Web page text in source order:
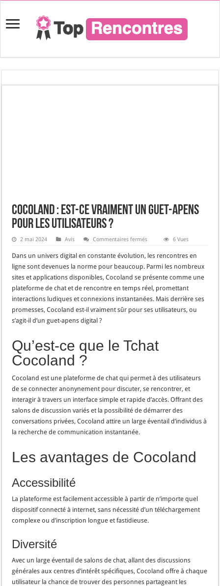
Cocoland : Est-ce vraiment un guet-apens
pour les utilisateurs ?
2 mai 2024 Avis Commentaires ferméssur
:
Est-
ce
vraiment
un
apens
pour
les
utilisateurs
6 Vues
Dans un univers digital en constante évolution, les rencontres en
ligne sont devenues la norme pour beaucoup. Parmi les nombreux
sites et applications disponibles, Cocoland se présente comme une
plateforme de chat et de rencontre en temps réel, promettant
interactions ludiques et connexions instantanées. Mais derrière ses
promesses, Cocoland est-il vraiment sûr pour ses utilisateurs, ou
s’agit-il d’un guet-apens digital ?
Qu’est-ce que le Tchat
Cocoland ?
Cocoland est une plateforme de chat qui permet à des utilisateurs
de se connecter anonynement pour discuter, se rencontrer, et
interagir à travers un interface simple et rapide d’accès. Offrant des
salons de discussion variés et la possibilité de démarrer des
conversations privées, Cocoland attire un large éventail d’individus à
la recherche de communication instantanée.
Les avantages de Cocoland
Accessibilité
La plateforme est facilement accessible à partir de n’importe quel
dispositif connecté à internet, sans nécessité d’un téléchargement
complexe ou d’inscription longue et fastidieuse.
Diversité
Avec un large éventail de salons de chat, allant des discussions
générales aux centres d’intérêt spécifiques, Cocoland offre à chaque
utilisateur la chance de trouver des personnes partageant les